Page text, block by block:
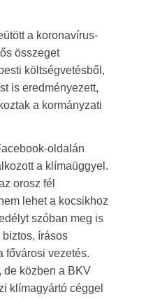
a koronavírus-
összeget
költségvetésből,
is eredményezett,
a kormányzati
oldalán
a klímaüggyel.
orosz fél
lehet a kocsikhoz
szóban meg is
írásos
fővárosi vezetés.
de közben a BKV
klímagyártó céggel